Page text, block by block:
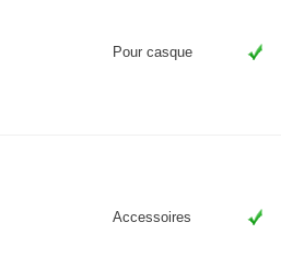
Pour casque
Accessoires